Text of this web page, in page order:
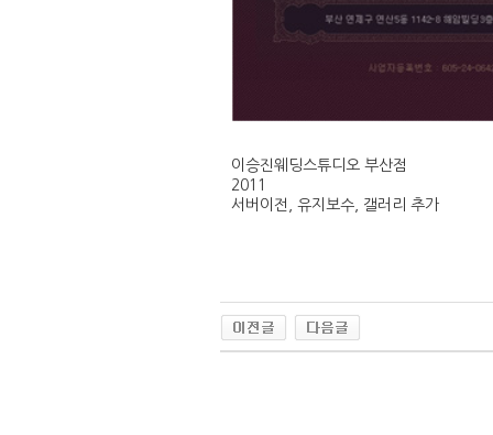
이승진웨딩스튜디오 부산점
2011
서버이전, 유지보수, 갤러리 추가